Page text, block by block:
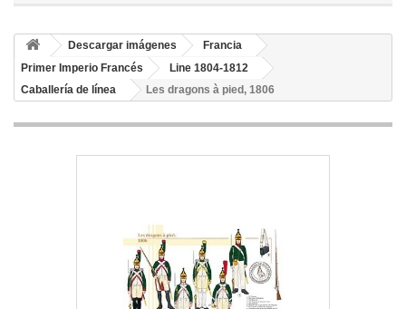
Descargar imágenes
Francia
Primer Imperio Francés
Line 1804-1812
Caballería de línea
Les dragons à pied, 1806